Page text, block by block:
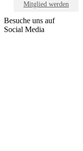
Mitglied werden
Besuche uns auf
Social Media